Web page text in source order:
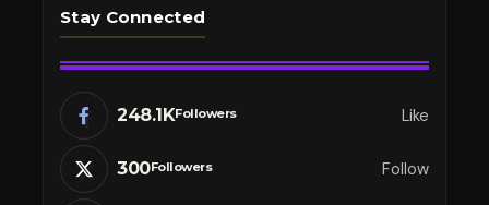
Stay Connected
248.1KFollowers Like
300Followers Follow